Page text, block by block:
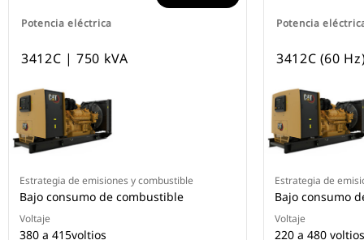
Potencia eléctrica
3412C | 750 kVA
Estrategia de emisiones y combustible
Bajo consumo de combustible
Voltaje
380 a 415voltios
Potencia
3412C (60
Estrategia de
Bajo consumo
Voltaje
220 a 480 voltios